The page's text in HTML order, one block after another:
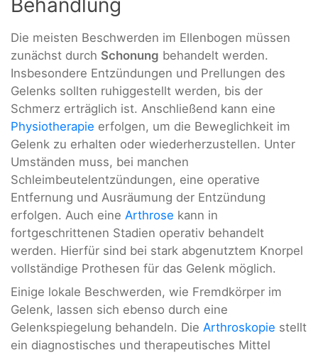
Behandlung
Die meisten Beschwerden im Ellenbogen müssen
zunächst durch Schonung behandelt werden.
Insbesondere Entzündungen und Prellungen des
Gelenks sollten ruhiggestellt werden, bis der
Schmerz erträglich ist. Anschließend kann eine
Physiotherapie erfolgen, um die Beweglichkeit im
Gelenk zu erhalten oder wiederherzustellen. Unter
Umständen muss, bei manchen
Schleimbeutelentzündungen, eine operative
Entfernung und Ausräumung der Entzündung
erfolgen. Auch eine Arthrose kann in
fortgeschrittenen Stadien operativ behandelt
werden. Hierfür sind bei stark abgenutztem Knorpel
vollständige Prothesen für das Gelenk möglich.
Einige lokale Beschwerden, wie Fremdkörper im
Gelenk, lassen sich ebenso durch eine
Gelenkspiegelung behandeln. Die Arthroskopie stellt
ein diagnostisches und therapeutisches Mittel